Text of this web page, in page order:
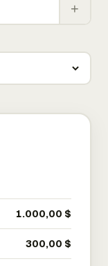
+
1.000,00 $
300,00 $